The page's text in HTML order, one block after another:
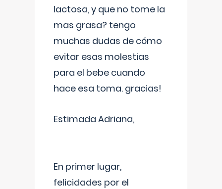
lactosa, y que no tome la
mas grasa? tengo
muchas dudas de cómo
evitar esas molestias
para el bebe cuando
hace esa toma. gracias!
Estimada Adriana,
En primer lugar,
felicidades por el